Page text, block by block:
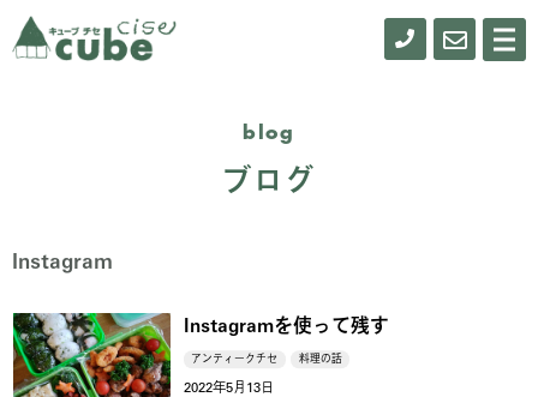
メ
ニ
0155- お
blog
ブログ
Instagram
Instagramを使って残す
アンティークチセ 料理の話
2022年5月13日